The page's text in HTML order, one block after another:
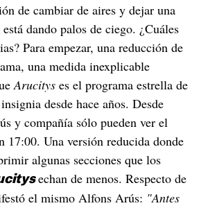
de cambiar de aires y dejar una
dando palos de ciego. ¿Cuáles
Para empezar, una reducción de
una medida inexplicable
Arucityses el programa estrella de
desde hace años. Desde
y compañía sólo pueden ver el
17:00. Una versión reducida donde
algunas secciones que los
echan de menos. Respecto de
el mismo Alfons Arús: "Antes